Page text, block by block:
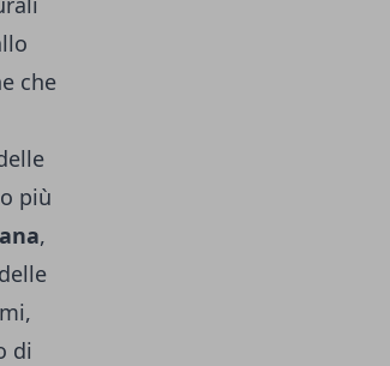
che
più
,
di